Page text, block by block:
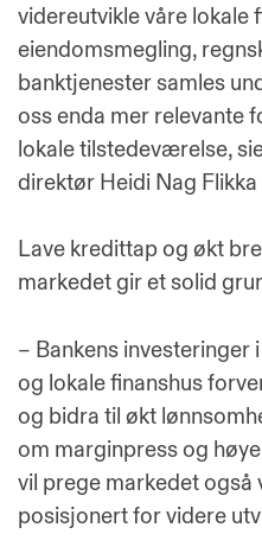
videreutvikle våre lokale
eiendomsmegling,
banktjenester samles
oss enda mer relevante
lokale tilstedeværelse,
direktør Heidi Nag Flikka
Lave kredittap og økt
markedet gir et solid
– Bankens investeringer
og lokale finanshus
og bidra til økt
om marginpress og
vil prege markedet også
posisjonert for videre